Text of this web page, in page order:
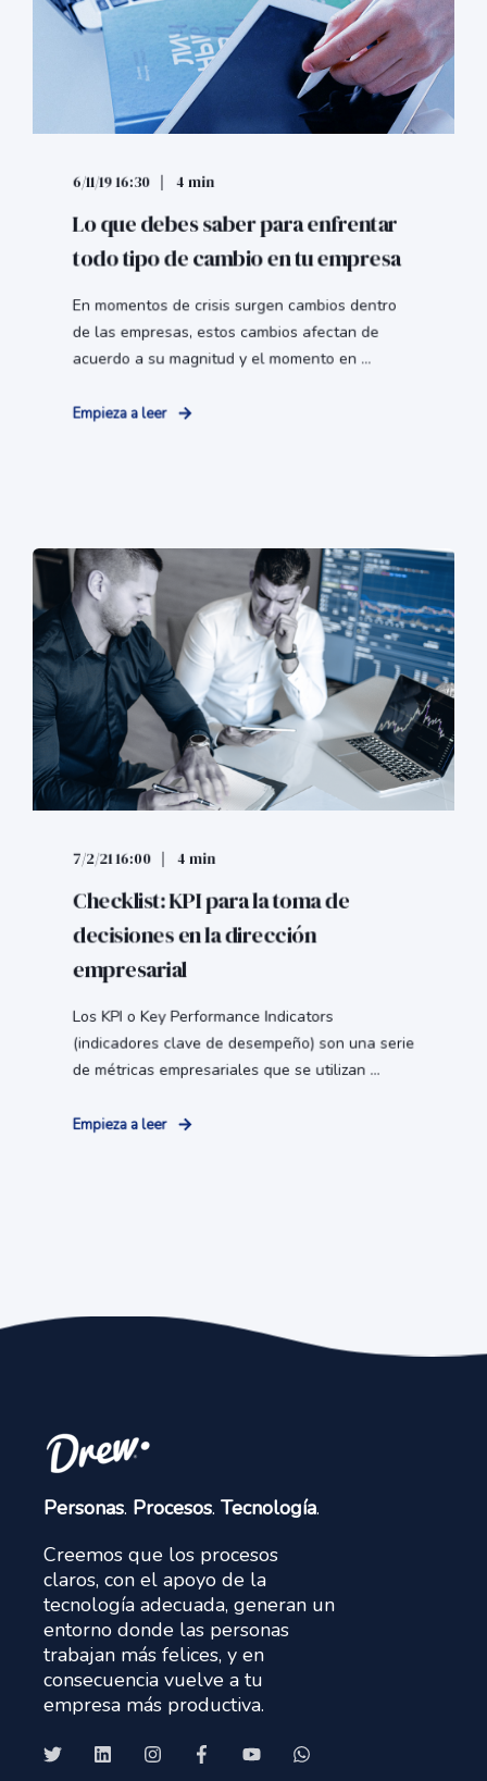
6/11/19 16:30 4 min
Lo que debes saber para enfrentar
todo tipo de cambio en tu empresa
En momentos de crisis surgen cambios dentro
de las empresas, estos cambios afectan de
acuerdo a su magnitud y el momento en ...
Empieza a leer
7/2/21 16:00 4 min
Checklist: KPI para la toma de
decisiones en la dirección
empresarial
Los KPI o Key Performance Indicators
(indicadores clave de desempeño) son una serie
de métricas empresariales que se utilizan ...
Empieza a leer
Personas. Procesos. Tecnología.
Creemos que los procesos
claros, con el apoyo de la
tecnología adecuada, generan un
entorno donde las personas
trabajan más felices, y en
consecuencia vuelve a tu
empresa más productiva.